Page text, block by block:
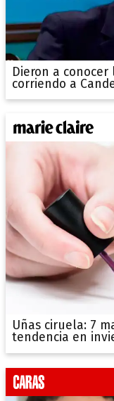
Dieron a conocer
corriendo a
Uñas ciruela: 7
tendencia en